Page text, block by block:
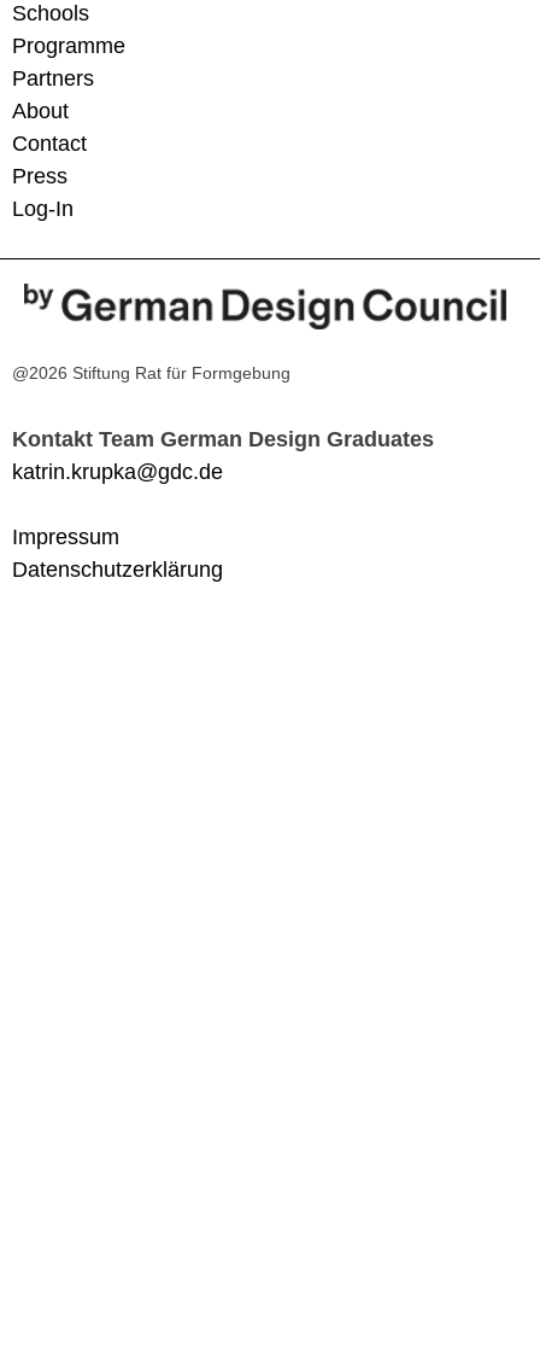
Schools
Programme
Partners
About
Contact
Press
Log-In
@2026 Stiftung Rat für Formgebung
Kontakt Team German Design Graduates
katrin.krupka@gdc.de
Impressum
Datenschutzerklärung